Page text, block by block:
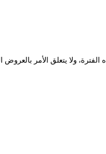
ولا يتعلق الأمر